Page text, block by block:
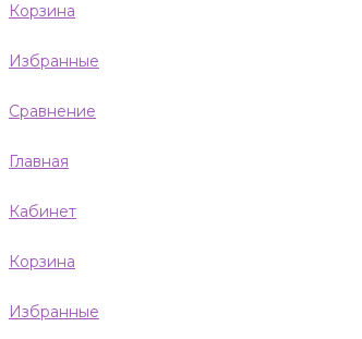
Корзина
Избранные
Сравнение
Главная
Кабинет
Корзина
Избранные